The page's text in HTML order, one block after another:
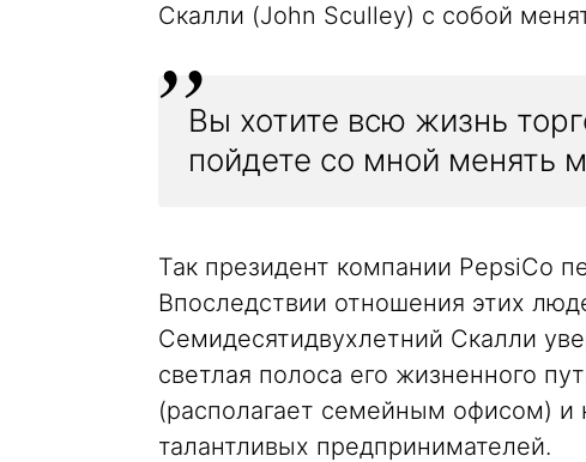
Скалли (John Sculley) с собой
Вы хотите всю жизнь
пойдете со мной менять
Так президент компании PepsiCo
Впоследствии отношения этих
Семидесятидвухлетний Скалли
светлая полоса его жизненного
(располагает семейным офисом) и
талантливых предпринимателей.